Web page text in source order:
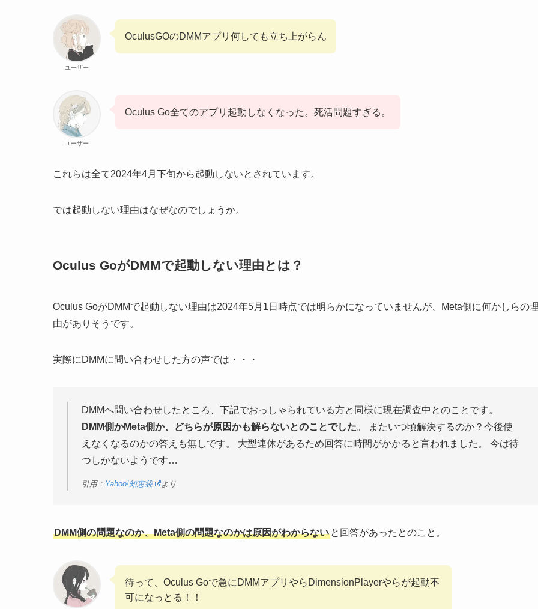
ユーザー
OculusGOのDMMアプリ何しても立ち上がらん
ユーザー
Oculus Go全てのアプリ起動しなくなった。死活問題すぎる。
これらは全て2024年4月下旬から起動しないとされています。
では起動しない理由はなぜなのでしょうか。
Oculus GoがDMMで起動しない理由とは？
Oculus GoがDMMで起動しない理由は2024年5月1日時点では明らかになっていませんが、Meta側に何かしらの
由がありそうです。
実際にDMMに問い合わせした方の声では・・・
DMMへ問い合わせしたところ、下記でおっしゃられている方と同様に現在調査中とのことです。
DMM側かMeta側か、どちらが原因かも解らないとのことでした。 またいつ頃解決するのか？今後使
えなくなるのかの答えも無しです。 大型連休があるため回答に時間がかかると言われました。 今は待
つしかないようです…
引用： Yahoo!知恵袋 より
DMM側の問題なのか、Meta側の問題なのかは原因がわからない と回答があったとのこと。
待って、Oculus Goで急にDMMアプリやらDimensionPlayerやらが起動不
可になっとる！！